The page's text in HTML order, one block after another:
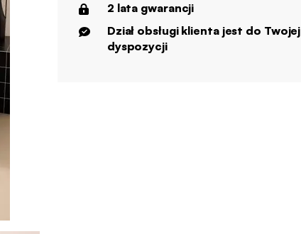
2 lata gwarancji
Dział obsługi klienta jest do Twojej
dyspozycji